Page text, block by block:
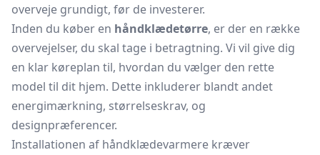
overveje grundigt, før de investerer.
Inden du køber en håndklædetørre, er der en række
overvejelser, du skal tage i betragtning. Vi vil give dig
en klar køreplan til, hvordan du vælger den rette
model til dit hjem. Dette inkluderer blandt andet
energimærkning, størrelseskrav, og
designpræferencer.
Installationen af håndklædevarmere kræver